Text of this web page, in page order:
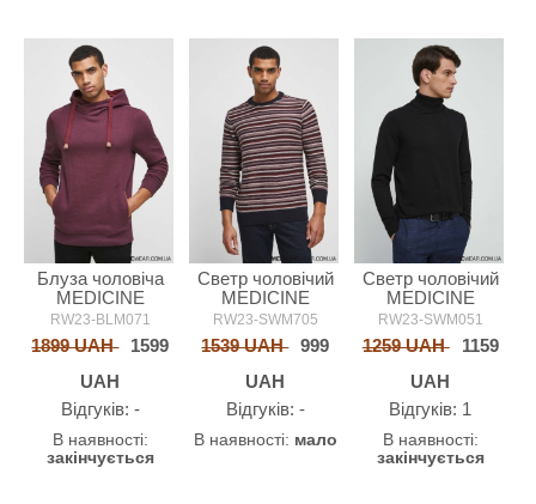
Блуза чоловіча
MEDICINE
RW23-BLM071
1899 UAH
1599
UAH
Відгуків: -
В наявності:
закінчується
Светр чоловічий
MEDICINE
RW23-SWM705
1539 UAH
999
UAH
Відгуків: -
В наявності: мало
Светр чоловічий
MEDICINE
RW23-SWM051
1259 UAH
1159
UAH
Відгуків: 1
В наявності:
закінчується